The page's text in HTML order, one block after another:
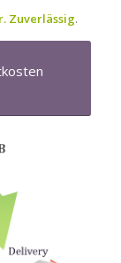
Zuverlässig.